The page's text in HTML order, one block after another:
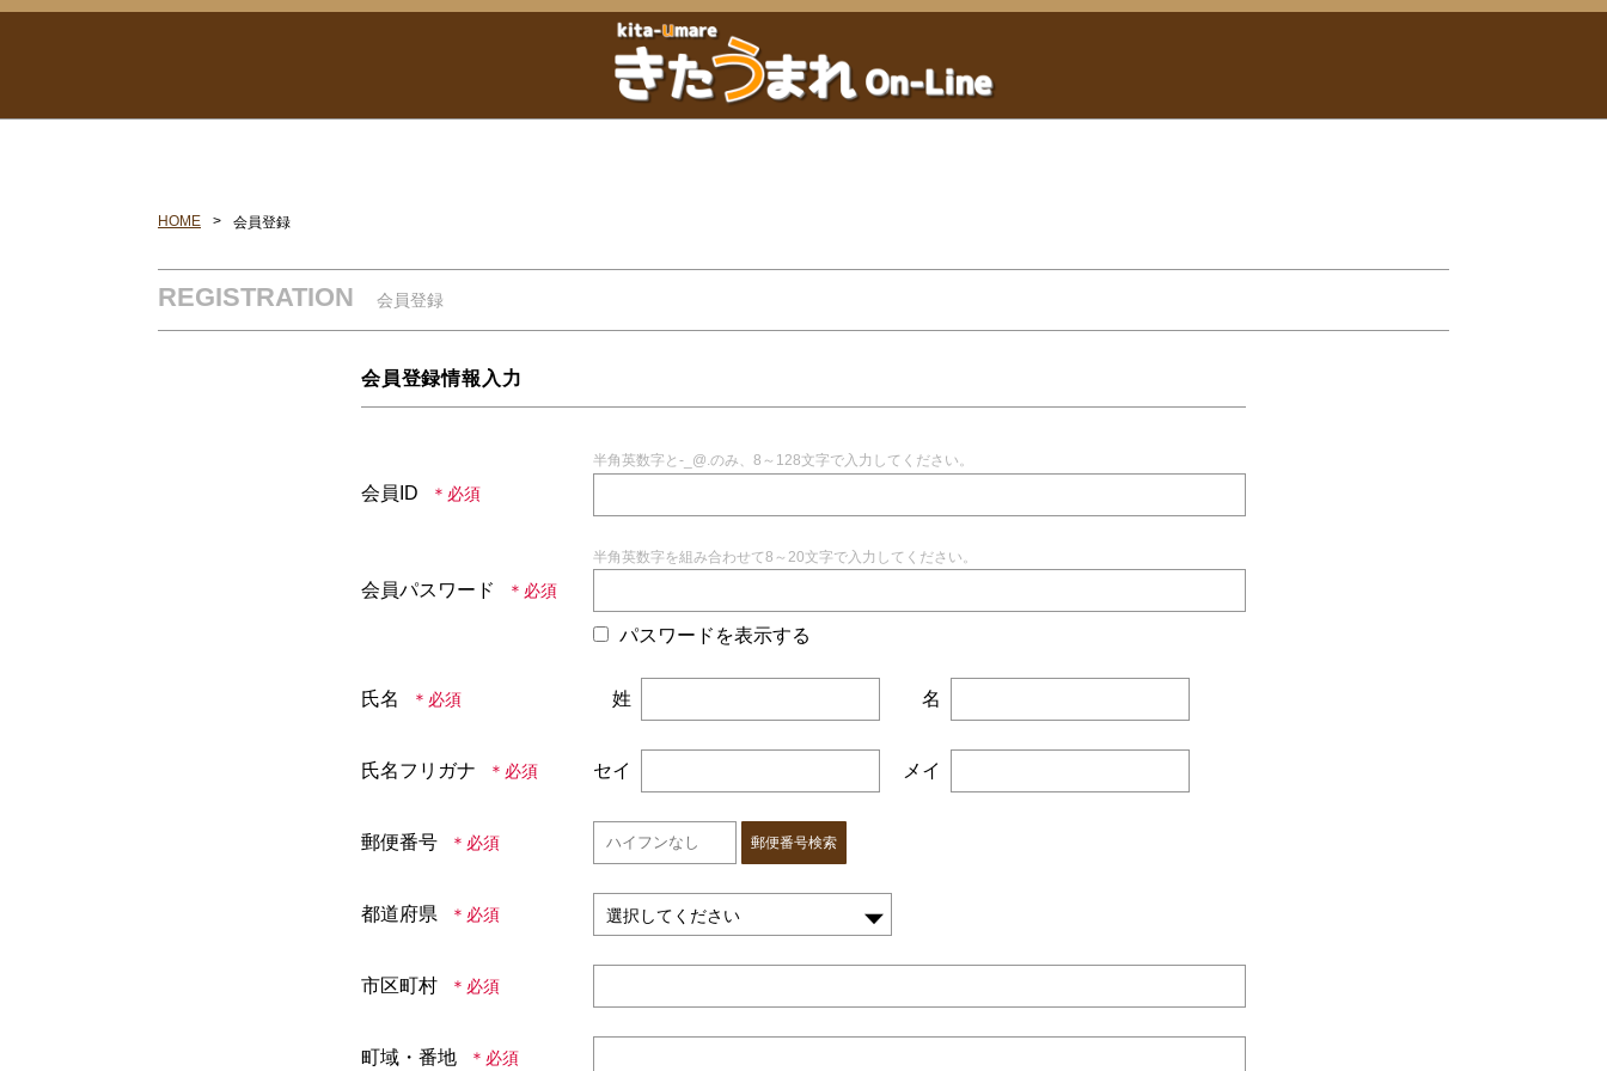
HOME 会員登録
REGISTRATION 会員登録
会員登録情報入力
会員ID
半角英数字と-_@.のみ、8～128文字で入力してください。
会員パスワード
半角英数字を組み合わせて8～20文字で入力してください。
パスワードを表示する
氏名 姓 名
氏名フリガナ セイ メイ
郵便番号 郵便番号検索
都道府県
市区町村
町域・番地